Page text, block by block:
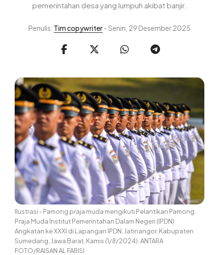
pemerintahan desa yang lumpuh akibat banjir.
Penulis: Tim copywriter- Senin, 29 Desember 2025
Ilustrasi - Pamong praja muda mengikuti Pelantikan Pamong
Praja Muda Institut Pemerintahan Dalam Negeri (IPDN)
Angkatan ke XXXI di Lapangan IPDN, Jatinangor, Kabupaten
Sumedang, Jawa Barat, Kamis (1/8/2024). ANTARA
FOTO/RAISAN AL FARISI